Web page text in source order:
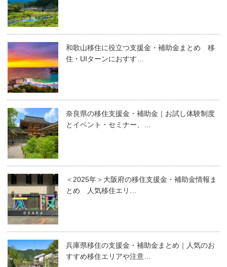
和歌山移住に役立つ支援金・補助金まとめ 移
住・UIターンにおすす…
奈良県の移住支援金・補助金｜お試し体験制度
とイベント・セミナー、…
＜2025年＞大阪府の移住支援金・補助金情報ま
とめ 人気移住エリ…
兵庫県移住の支援金・補助金まとめ｜人気のお
すすめ移住エリアや注意…